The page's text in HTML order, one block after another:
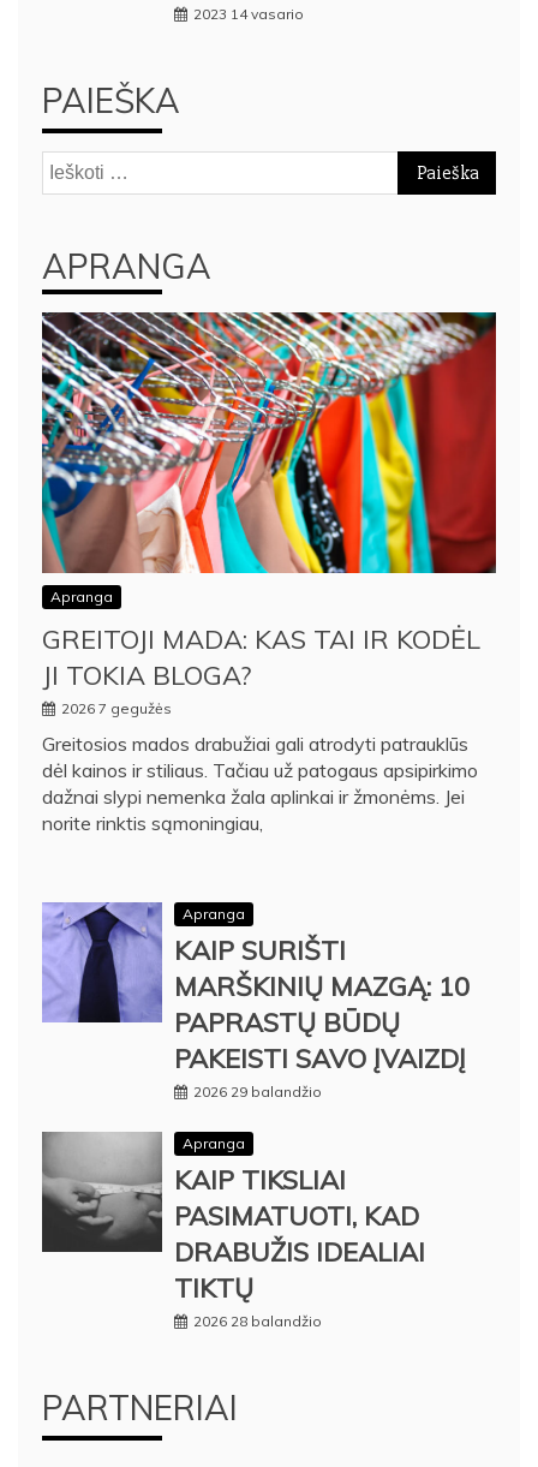
2023 14 vasario
PAIEŠKA
Ieškoti:
APRANGA
Apranga
GREITOJI MADA: KAS TAI IR KODĖL
JI TOKIA BLOGA?
2026 7 gegužės
Greitosios mados drabužiai gali atrodyti patrauklūs
dėl kainos ir stiliaus. Tačiau už patogaus apsipirkimo
dažnai slypi nemenka žala aplinkai ir žmonėms. Jei
norite rinktis sąmoningiau,
Apranga
KAIP SURIŠTI
MARŠKINIŲ MAZGĄ: 10
PAPRASTŲ BŪDŲ
PAKEISTI SAVO ĮVAIZDĮ
2026 29 balandžio
Apranga
KAIP TIKSLIAI
PASIMATUOTI, KAD
DRABUŽIS IDEALIAI
TIKTŲ
2026 28 balandžio
PARTNERIAI